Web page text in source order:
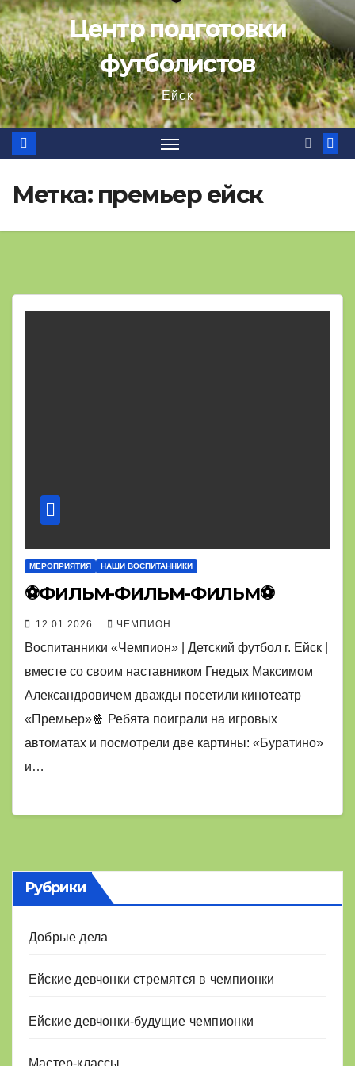
Центр подготовки
футболистов
Ейск
Метка: премьер ейск
МЕРОПРИЯТИЯ НАШИ ВОСПИТАННИКИ
⚽ФИЛЬМ-ФИЛЬМ-ФИЛЬМ⚽
12.01.2026 ЧЕМПИОН
Воспитанники «Чемпион» | Детский футбол г. Ейск |
вместе со своим наставником Гнедых Максимом
Александровичем дважды посетили кинотеатр
«Премьер»🍿 Ребята поиграли на игровых
автоматах и посмотрели две картины: «Буратино»
и…
Рубрики
Добрые дела
Ейские девчонки стремятся в чемпионки
Ейские девчонки-будущие чемпионки